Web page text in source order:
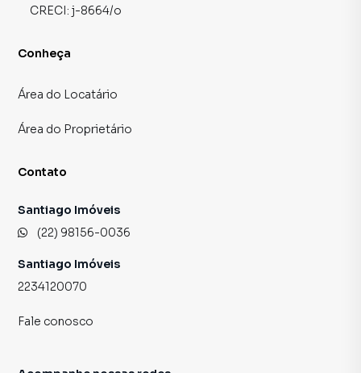
CRECI: j-8664/o
Conheça
Área do Locatário
Área do Proprietário
Contato
Santiago Imóveis
(22) 98156-0036
Santiago Imóveis
2234120070
Fale conosco